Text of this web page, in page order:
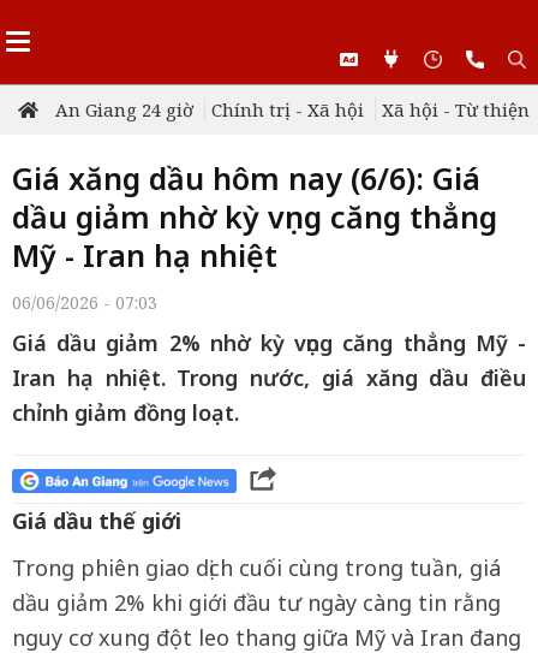
An Giang 24 giờ Chính trị - Xã hội Xã hội - Từ thiện
Giá xăng dầu hôm nay (6/6): Giá
dầu giảm nhờ kỳ vọng căng thẳng
Mỹ - Iran hạ nhiệt
06/06/2026 - 07:03
Giá dầu giảm 2% nhờ kỳ vọng căng thẳng Mỹ -
Iran hạ nhiệt. Trong nước, giá xăng dầu điều
chỉnh giảm đồng loạt.
Giá dầu thế giới
Trong phiên giao dịch cuối cùng trong tuần, giá
dầu giảm 2% khi giới đầu tư ngày càng tin rằng
nguy cơ xung đột leo thang giữa Mỹ và Iran đang